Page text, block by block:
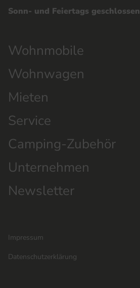
Sonn- und Feiertags geschlossen
Wohnmobile
Wohnwagen
Mieten
Service
Camping-Zubehör
Unternehmen
Newsletter
Impressum
Datenschutzerklärung